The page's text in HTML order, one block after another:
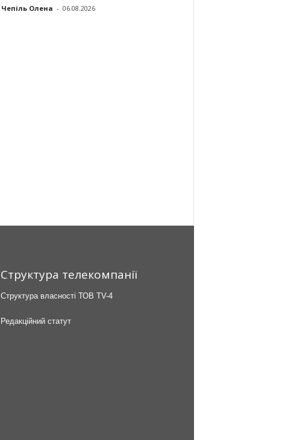
Чепіль Олена - 06.08.2026
Структура телекомпанії
Структура власності ТОВ TV-4
Редакційний статут